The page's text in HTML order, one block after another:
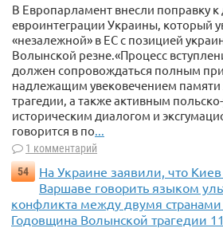
В Европарламент внесли поправку к
евроинтеграции Украины, который
«незалежной» в ЕС с позицией
Волынской резне.«Процесс
должен сопровождаться полным
надлежащим увековечением
трагедии, а также активным
историческим диалогом и
говорится в по
1 комментарий
54
На Украине заявили, что
Варшаве говорить языком
конфликта между двумя странами
Годовщина Волынской трагедии